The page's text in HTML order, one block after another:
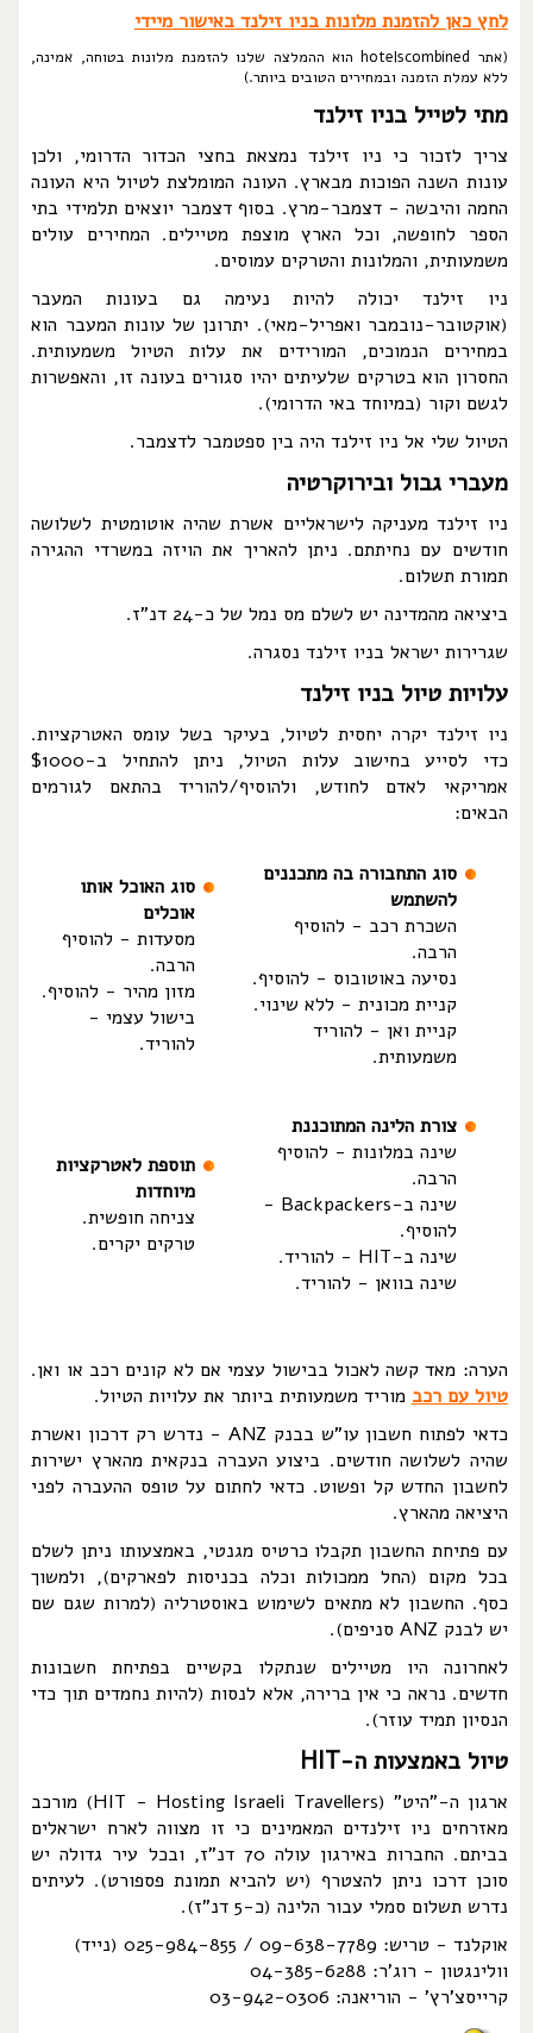
לחץ כאן להזמנת מלונות בניו זילנד באישור מיידי
(אתר hotelscombined הוא ההמלצה שלנו להזמנת מלונות בטוחה, אמינה,
ללא עמלת הזמנה ובמחירים הטובים ביותר.)
מתי לטייל בניו זילנד
צריך לזכור כי ניו זילנד נמצאת בחצי הכדור הדרומי, ולכן
עונות השנה הפוכות מבארץ. העונה המומלצת לטיול היא העונה
החמה והיבשה - דצמבר-מרץ. בסוף דצמבר יוצאים תלמידי בתי
הספר לחופשה, וכל הארץ מוצפת מטיילים. המחירים עולים
משמעותית, והמלונות והטרקים עמוסים.
ניו זילנד יכולה להיות נעימה גם בעונות המעבר
(אוקטובר-נובמבר ואפריל-מאי). יתרונן של עונות המעבר הוא
במחירים הנמוכים, המורידים את עלות הטיול משמעותית.
החסרון הוא בטרקים שלעיתים יהיו סגורים בעונה זו, והאפשרות
לגשם וקור (במיוחד באי הדרומי).
הטיול שלי אל ניו זילנד היה בין ספטמבר לדצמבר.
מעברי גבול ובירוקרטיה
ניו זילנד מעניקה לישראליים אשרת שהיה אוטומטית לשלושה
חודשים עם נחיתתם. ניתן להאריך את הויזה במשרדי ההגירה
תמורת תשלום.
ביציאה מהמדינה יש לשלם מס נמל של כ-24 דנ"ז.
שגרירות ישראל בניו זילנד נסגרה.
עלויות טיול בניו זילנד
ניו זילנד יקרה יחסית לטיול, בעיקר בשל עומס האטרקציות.
כדי לסייע בחישוב עלות הטיול, ניתן להתחיל ב-$1000
אמריקאי לאדם לחודש, ולהוסיף/להוריד בהתאם לגורמים
הבאים:
סוג התחבורה בה מתכננים
להשתמש
השכרת רכב - להוסיף
הרבה.
נסיעה באוטובוס - להוסיף.
קניית מכונית - ללא שינוי.
קניית ואן - להוריד
משמעותית.
סוג האוכל אותו
אוכלים
מסעדות - להוסיף
הרבה.
מזון מהיר - להוסיף.
בישול עצמי -
להוריד.
צורת הלינה המתוכננת
שינה במלונות - להוסיף
הרבה.
שינה ב-Backpackers -
להוסיף.
שינה ב-HIT - להוריד.
שינה בוואן - להוריד.
תוספת לאטרקציות
מיוחדות
צניחה חופשית.
טרקים יקרים.
הערה: מאד קשה לאכול בבישול עצמי אם לא קונים רכב או ואן.
טיול עם רכב מוריד משמעותית ביותר את עלויות הטיול.
כדאי לפתוח חשבון עו"ש בבנק ANZ - נדרש רק דרכון ואשרת
שהיה לשלושה חודשים. ביצוע העברה בנקאית מהארץ ישירות
לחשבון החדש קל ופשוט. כדאי לחתום על טופס ההעברה לפני
היציאה מהארץ.
עם פתיחת החשבון תקבלו כרטיס מגנטי, באמצעותו ניתן לשלם
בכל מקום (החל ממכולות וכלה בכניסות לפארקים), ולמשוך
כסף. החשבון לא מתאים לשימוש באוסטרליה (למרות שגם שם
יש לבנק ANZ סניפים).
לאחרונה היו מטיילים שנתקלו בקשיים בפתיחת חשבונות
חדשים. נראה כי אין ברירה, אלא לנסות (להיות נחמדים תוך כדי
הנסיון תמיד עוזר).
טיול באמצעות ה-HIT
ארגון ה-"היט" (HIT - Hosting Israeli Travellers) מורכב
מאזרחים ניו זילנדים המאמינים כי זו מצווה לארח ישראלים
בביתם. החברות באירגון עולה 70 דנ"ז, ובכל עיר גדולה יש
סוכן דרכו ניתן להצטרף (יש להביא תמונת פספורט). לעיתים
נדרש תשלום סמלי עבור הלינה (כ-5 דנ"ז).
אוקלנד - טריש: 09-638-7789 / 025-984-855 (נייד)
וולינגטון - רוג'ר: 04-385-6288
קרייסצ'רץ' - הוריאנה: 03-942-0306